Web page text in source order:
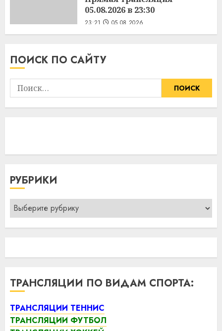
05.08.2026 в 23:30
23:21 05.08.2026
ПОИСК ПО САЙТУ
Найти:
РУБРИКИ
Рубрики
ТРАНСЛЯЦИИ ПО ВИДАМ СПОРТА:
ТРАНСЛЯЦИИ ТЕННИС
ТРАНСЛЯЦИИ ФУТБОЛ